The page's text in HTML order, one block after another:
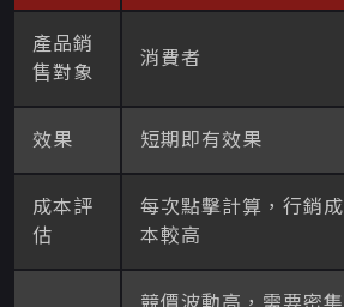
產品銷
售對象
消費者
效果 短期即有效果
成本評
估
每次點擊計算，行銷成
本較高